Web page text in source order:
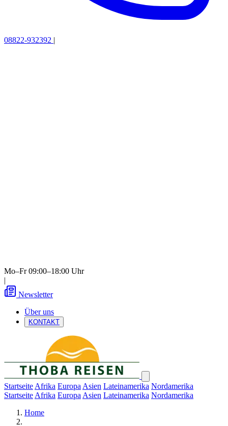
08822-932392 |
Mo–Fr 09:00–18:00 Uhr
|
Newsletter
Über uns
KONTAKT
Startseite Afrika Europa Asien Lateinamerika Nordamerika
Startseite Afrika Europa Asien Lateinamerika Nordamerika
Home